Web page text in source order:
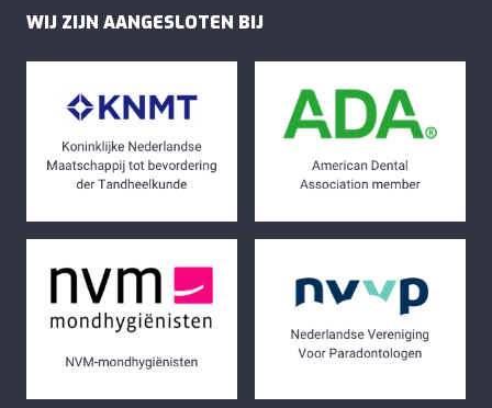
WIJ ZIJN AANGESLOTEN BIJ